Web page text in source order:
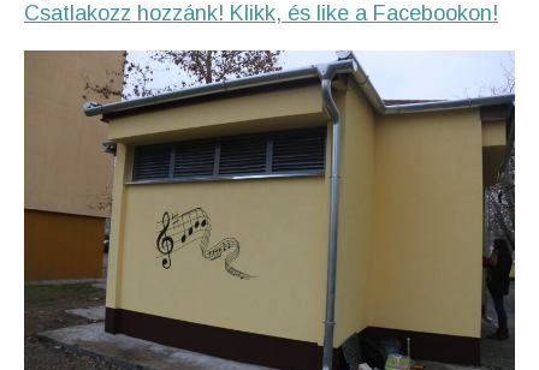
Csatlakozz hozzánk! Klikk, és like a Facebookon!